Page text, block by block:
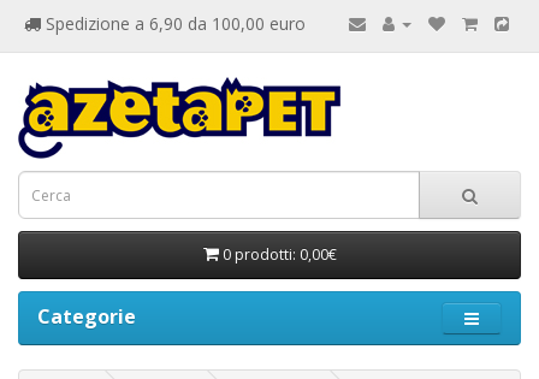
Spedizione a 6,90 da 100,00 euro
0 prodotti: 0,00€
Categorie